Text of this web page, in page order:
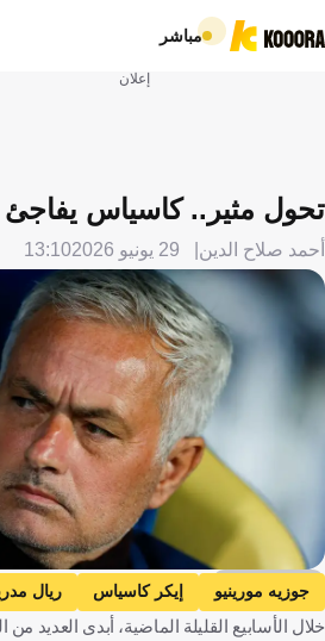
مباشر
إعلان
تحول مثير.. كاسياس يفاجئ
أحمد صلاح الدين 29 يونيو 2026 13:10
جوزيه مورينيو إيكر كاسياس ريال
إسبانيا
كرة قدم
خلال الأسابيع القليلة الماضية، أبدى العديد